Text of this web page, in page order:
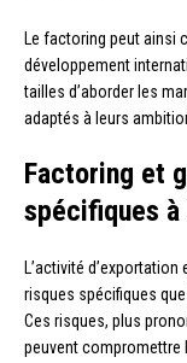
Le factoring peut ainsi
développement
tailles d’aborder les
adaptés à leurs
Factoring et
spécifiques à
L’activité
risques spécifiques
Ces risques, plus
peuvent compromettre